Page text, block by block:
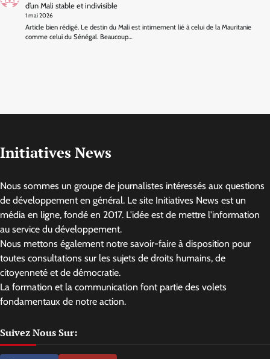
d’un Mali stable et indivisible
1 mai 2026
Article bien rédigé. Le destin du Mali est intimement lié à celui de la Mauritanie
comme celui du Sénégal. Beaucoup…
Initiatives News
Nous sommes un groupe de journalistes intéressés aux questions
de développement en général. Le site Initiatives News est un
média en ligne, fondé en 2017. L'idée est de mettre l'information
au service du développement.
Nous mettons également notre savoir-faire à disposition pour
toutes consultations sur les sujets de droits humains, de
citoyenneté et de démocratie.
La formation et la communication font partie des volets
fondamentaux de notre action.
Suivez Nous Sur: